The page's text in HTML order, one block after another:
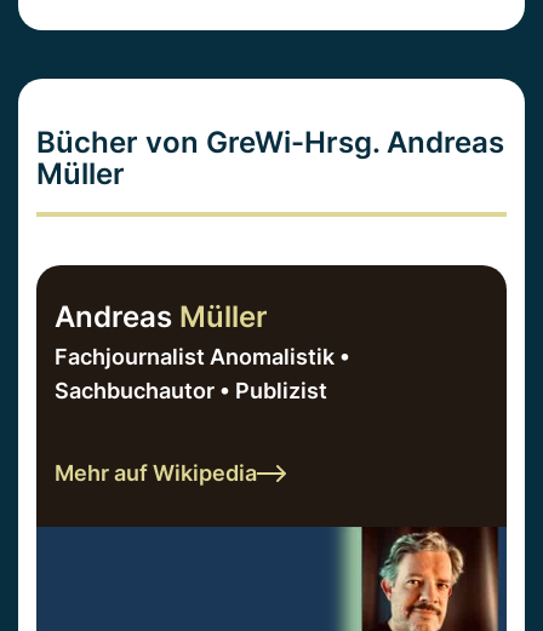
Bücher von GreWi-Hrsg. Andreas
Müller
Andreas Müller
Fachjournalist Anomalistik •
Sachbuchautor • Publizist
Mehr auf Wikipedia